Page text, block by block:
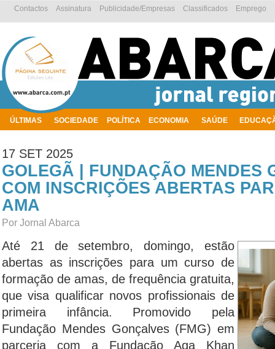
ÚLTIMAS SOCIEDADE POLÍTICA ECONOMIA SAÚDE
Emprego
Classificados
Publicidade/Empresas
Assinatura
Contactos
17 SET 2025
GOLEGÃ | FUNDAÇÃO MENDES
COM INSCRIÇÕES ABERTAS
AMA
Por Jornal Abarca
Até 21 de setembro, domingo, estão
abertas as inscrições para um curso de
formação de amas, de frequência gratuita,
que visa qualificar novos profissionais de
primeira infância. Promovido pela
Fundação Mendes Gonçalves (FMG) em
parceria com a Fundação Aga Khan